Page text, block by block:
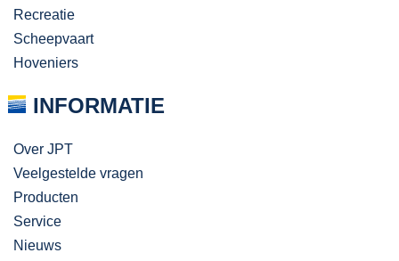
Recreatie
Scheepvaart
Hoveniers
INFORMATIE
Over JPT
Veelgestelde vragen
Producten
Service
Nieuws